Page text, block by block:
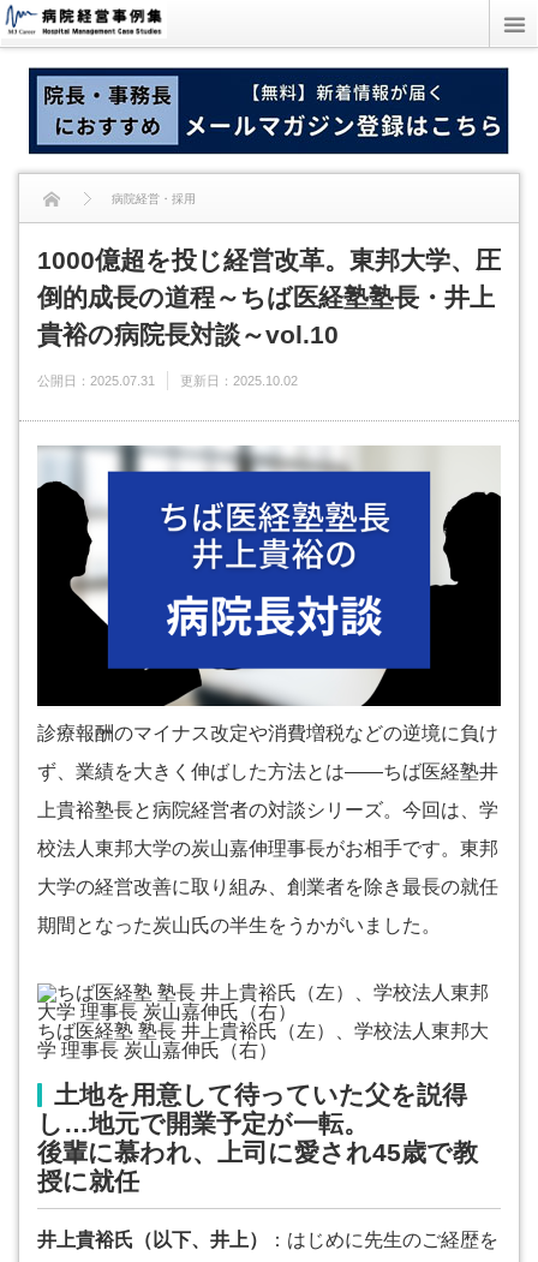
病院経営・採用
1000億超を投じ経営改革。東邦大学、圧倒的成長の道程～ちば医経塾塾長・井
上貴裕の病院長対談～vol.10
1000億超を投じ経営改革。東邦大学、圧
倒的成長の道程～ちば医経塾塾長・井上
貴裕の病院長対談～vol.10
公開日： 2025.07.31 更新日： 2025.10.02
診療報酬のマイナス改定や消費増税などの逆境に負け
ず、業績を大きく伸ばした方法とは――ちば医経塾井
上貴裕塾長と病院経営者の対談シリーズ。今回は、学
校法人東邦大学の炭山嘉伸理事長がお相手です。東邦
大学の経営改善に取り組み、創業者を除き最長の就任
期間となった炭山氏の半生をうかがいました。
ちば医経塾 塾長 井上貴裕氏（左）、学校法人東邦大
学 理事長 炭山嘉伸氏（右）
土地を用意して待っていた父を説得
し…地元で開業予定が一転。
後輩に慕われ、上司に愛され45歳で教
授に就任
井上貴裕氏（以下、井上）
：はじめに先生のご経歴を